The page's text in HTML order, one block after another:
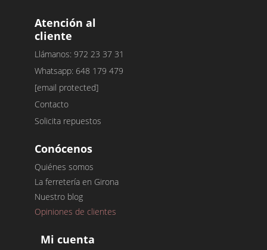
Atención al
cliente
Llámanos: 972 23 37 31
Whatsapp: 648 179 479
[email protected]
Contacto
Solicita repuestos
Conócenos
Quiénes somos
La ferretería en Girona
Nuestro blog
Opiniones de clientes
Mi cuenta